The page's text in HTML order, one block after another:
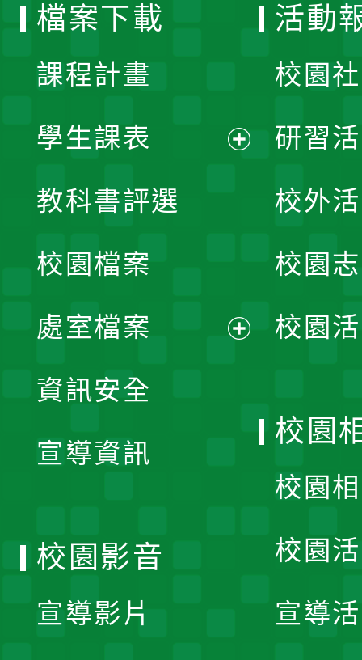
檔案下載
課程計畫
學生課表
單
教科書評選
校園檔案
處室檔案
資訊安全
宣導資訊
活動
校園
研習
校外
校園
校園
校園
校園
校園
宣導
校園影音
宣導影片